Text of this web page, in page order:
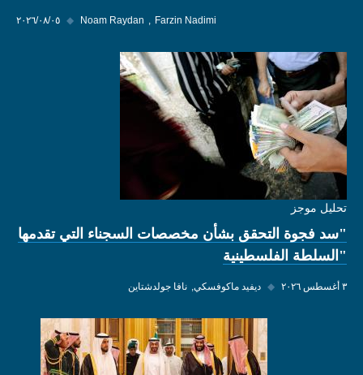
٠٥‏/٠٨‏/٢٠٢٦ ◆ Noam Raydan Farzin Nadimi
تحليل موجز
"سد فجوة التحقق بشأن مخصصات السجناء التي تقدمها
"السلطة الفلسطينية
٣ أغسطس ٢٠٢٦ ◆ ديفيد ماكوفسكي نافا جولدشتاين